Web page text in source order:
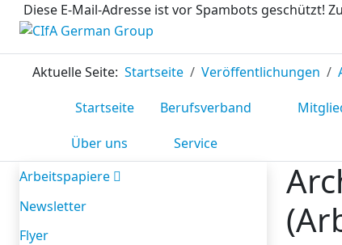
Diese E-Mail-Adresse ist vor Spambots geschützt!
Aktuelle Seite: Startseite Veröffentlichungen
Startseite
Berufsverband
Über uns
Service
Arbeitspapiere
Newsletter
Flyer